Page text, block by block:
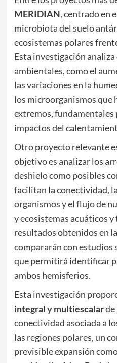
MERIDIAN, centrado en
microbiota del suelo
ecosistemas polares
Esta investigación
ambientales, como el
las variaciones en la
los microorganismos que
extremos, fundamentales
impactos del
Otro proyecto relevante
objetivo es analizar los
deshielo como posibles
facilitan la conectividad,
organismos y el flujo de
y ecosistemas acuáticos
resultados obtenidos en
compararán con estudios
que permitirá identificar
ambos hemisferios.
Esta investigación
integral y multiescalarde
conectividad asociada a
las regiones polares, un
previsible expansión